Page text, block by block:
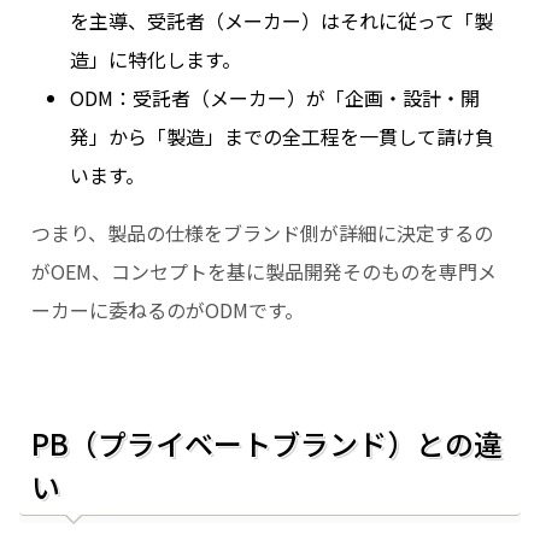
を主導、受託者（メーカー）はそれに従って「製
造」に特化します。
ODM：受託者（メーカー）が「企画・設計・開
発」から「製造」までの全工程を一貫して請け負
います。
つまり、製品の仕様をブランド側が詳細に決定するの
がOEM、コンセプトを基に製品開発そのものを専門メ
ーカーに委ねるのがODMです。
PB（プライベートブランド）との違
い